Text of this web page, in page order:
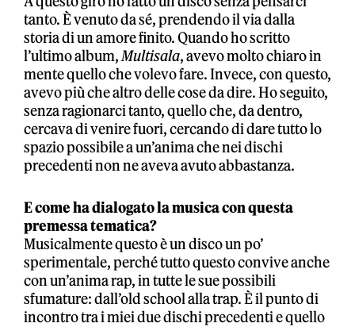
tanto. È venuto da sé, prendendo il via dalla
storia di un amore finito. Quando ho scritto
l’ultimo album,Multisala, avevo molto chiaro in
mente quello che volevo fare. Invece, con questo,
avevo più che altro delle cose da dire. Ho seguito,
senza ragionarci tanto, quello che, da dentro,
cercava di venire fuori, cercando di dare tutto lo
spazio possibile a un’anima che nei dischi
precedenti non ne aveva avuto abbastanza.
E come ha dialogato la musica con questa
premessa tematica?
Musicalmente questo è un disco un po’
sperimentale, perché tutto questo convive anche
con un’anima rap, in tutte le sue possibili
sfumature: dall’old school alla trap. È il punto di
incontro tra i miei due dischi precedenti e quello